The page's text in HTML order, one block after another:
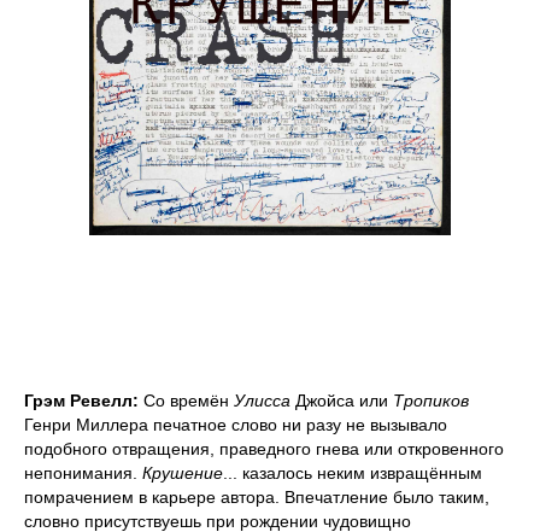
Грэм Ревелл: Со времён Улисса Джойса или Тропиков
Генри Миллера печатное слово ни разу не вызывало
подобного отвращения, праведного гнева или откровенного
непонимания. Крушение ... казалось неким извращённым
помрачением в карьере автора. Впечатление было таким,
словно присутствуешь при рождении чудовищно